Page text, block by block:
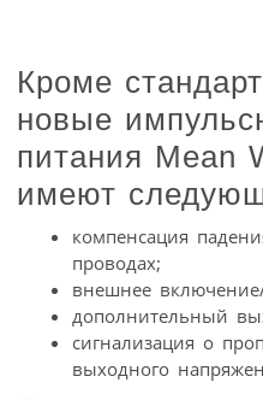
Кроме
новые
питания Mean
имеют
компенсация
проводах;
внешнее
дополнительный
сигнализация о
выходного